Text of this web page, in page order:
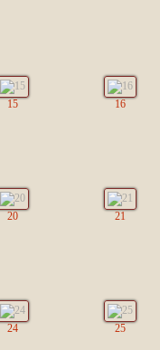
15 16
20 21
24 25